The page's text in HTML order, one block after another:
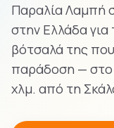
Παραλία Λαμπή
στην Ελλάδα
βότσαλά της
παράδοση —
χλμ. από τη